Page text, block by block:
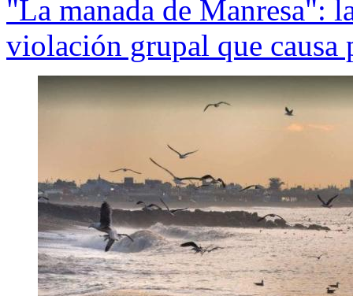
"La manada de Manresa":
violación grupal que causa